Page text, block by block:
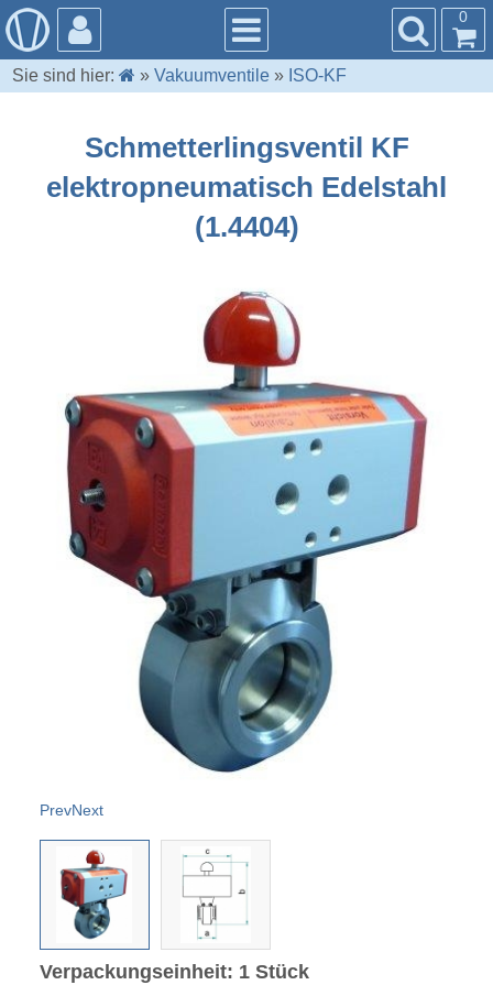
0
Sie sind hier: »Vakuumventile » ISO-KF
Schmetterlingsventil KF
elektropneumatisch Edelstahl
(1.4404)
PrevNext
Verpackungseinheit: 1 Stück